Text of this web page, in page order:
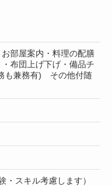
部屋案内・料理の配膳
・布団上げ下げ・備品チ
も兼務有) その他付随
・スキル考慮します）